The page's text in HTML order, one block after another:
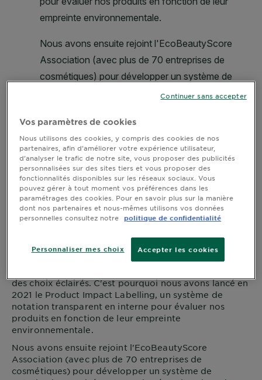
des choix éclairés. C'est pourquoi nous avons lancé en
2021 le Product Impact Labelling, un système de
notation transparent en interne pour évaluer nos
produits en fonction de leur empreinte
environnementale.
Nous avons ensuite rejoint l'EcoBeautyScore
Association (avec plus de 70 entreprises de
cosmétiques) pour développer un système de
Vos paramètres de cookies
Nous utilisons des cookies, y compris des cookies de nos
partenaires, afin d’améliorer votre expérience utilisateur,
d’analyser le trafic de notre site, vous proposer des publicités
personnalisées sur des sites tiers et vous proposer des
fonctionnalités disponibles sur les réseaux sociaux. Vous
pouvez gérer à tout moment vos préférences dans les
paramétrages des cookies. Pour en savoir plus sur la manière
dont nos partenaires et nous-mêmes utilisons vos données
personnelles consultez notre
politique de confidentialité
Accepter les cookies
Personnaliser mes choix
Continuer sans accepter